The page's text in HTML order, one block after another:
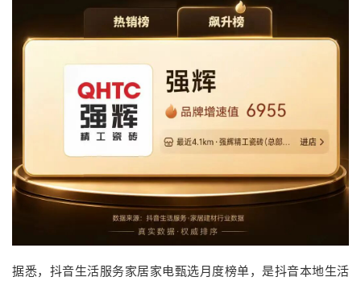
据悉，抖音生活服务家居家电甄选月度榜单，是抖音本地生活